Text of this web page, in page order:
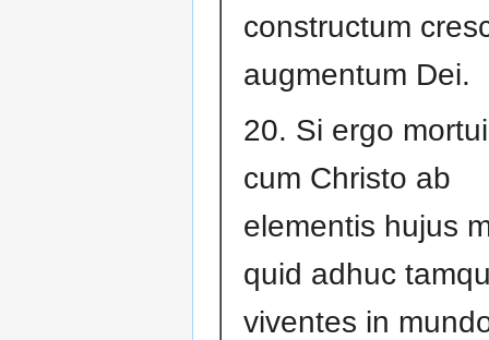
constructum
augmentum Dei.
20. Si ergo
cum Christo ab
elementis hujus
quid adhuc
viventes in